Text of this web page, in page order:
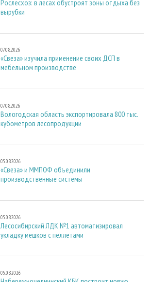
Рослесхоз: в лесах обустроят зоны отдыха без
вырубки
07.08.2026
«Свеза» изучила применение своих ДСП в
мебельном производстве
07.08.2026
Вологодская область экспортировала 800 тыс.
кубометров лесопродукции
05.08.2026
«Свеза» и ММПОФ объединили
производственные системы
05.08.2026
Лесосибирский ЛДК №1 автоматизировал
укладку мешков с пеллетами
05.08.2026